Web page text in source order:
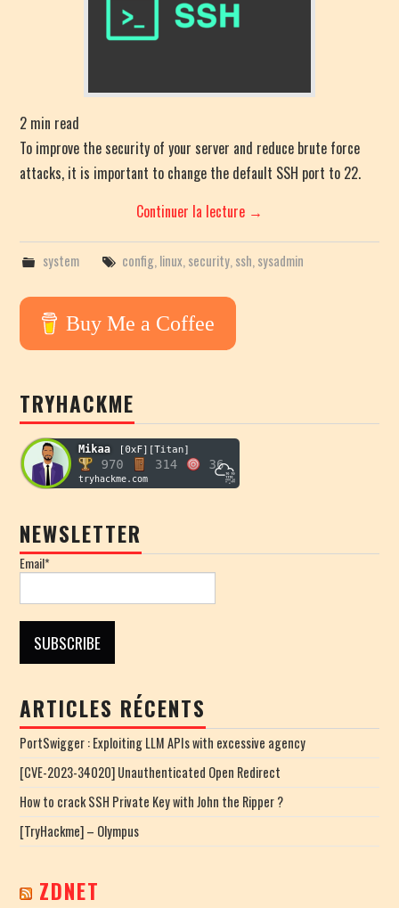
2 min read
To improve the security of your server and reduce brute force
attacks, it is important to change the default SSH port to 22.
Continuer la lecture →
system config, linux, security, ssh sysadmin
Buy Me a Coffee
TRYHACKME
NEWSLETTER
Email*
ARTICLES RÉCENTS
PortSwigger : Exploiting LLM APIs with excessive agency
[CVE-2023-34020] Unauthenticated Open Redirect
How to crack SSH Private Key with John the Ripper ?
[TryHackme] – Olympus
ZDNET